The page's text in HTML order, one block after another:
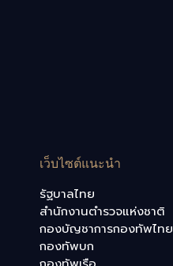
เว็บไซต์แนะนำ
รัฐบาลไทย
สำนักงานตำรวจแห่งชาติ
กองบัญชาการกองทัพไทย
กองทัพบก